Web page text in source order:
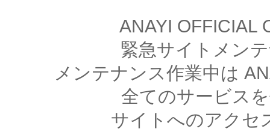
ANAYI OFFICIAL
緊急サイトメン
メンテナンス作業中は
全てのサービス
サイトへのアクセ